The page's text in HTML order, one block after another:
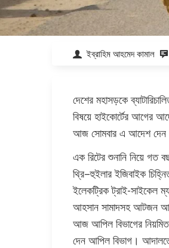
ইব্রাহিম আহমেদ কামাল
দেশের মহাসড়কে
বিষয়ে হাইকোর্টের আগের
আজ সোমবার এ আদেশ
এক রিটের শুনানি নিয়ে গত
থ্রি–হুইলার ইজিবাইক
ইলেকট্রিক ট্রাই-সাইকেল
আহসান সামাদসহ আটজন
আজ আপিল বিভাগের
দেন আপিল বিভাগ।